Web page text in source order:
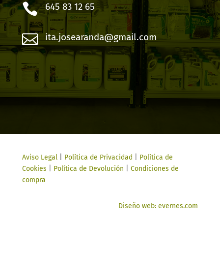
 645 83 12 65
 ita.josearanda@gmail.com
Aviso Legal| Política de Privacidad
Política de
Cookies
Política de Devolución
Condiciones de
compra
Diseño web: evernes.com